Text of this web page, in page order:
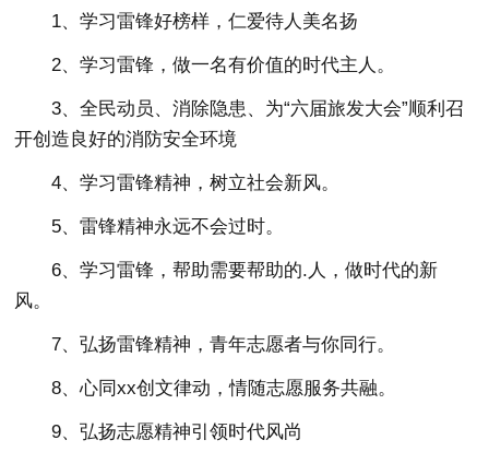
1、学习雷锋好榜样，仁爱待人美名扬
2、学习雷锋，做一名有价值的时代主人。
3、全民动员、消除隐患、为“六届旅发大会”顺利召
开创造良好的消防安全环境
4、学习雷锋精神，树立社会新风。
5、雷锋精神永远不会过时。
6、学习雷锋，帮助需要帮助的.人，做时代的新
风。
7、弘扬雷锋精神，青年志愿者与你同行。
8、心同xx创文律动，情随志愿服务共融。
9、弘扬志愿精神引领时代风尚